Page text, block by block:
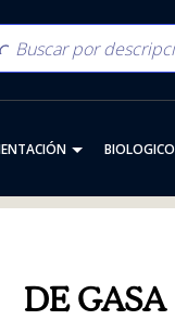
BIOLOGICO
DE GASA